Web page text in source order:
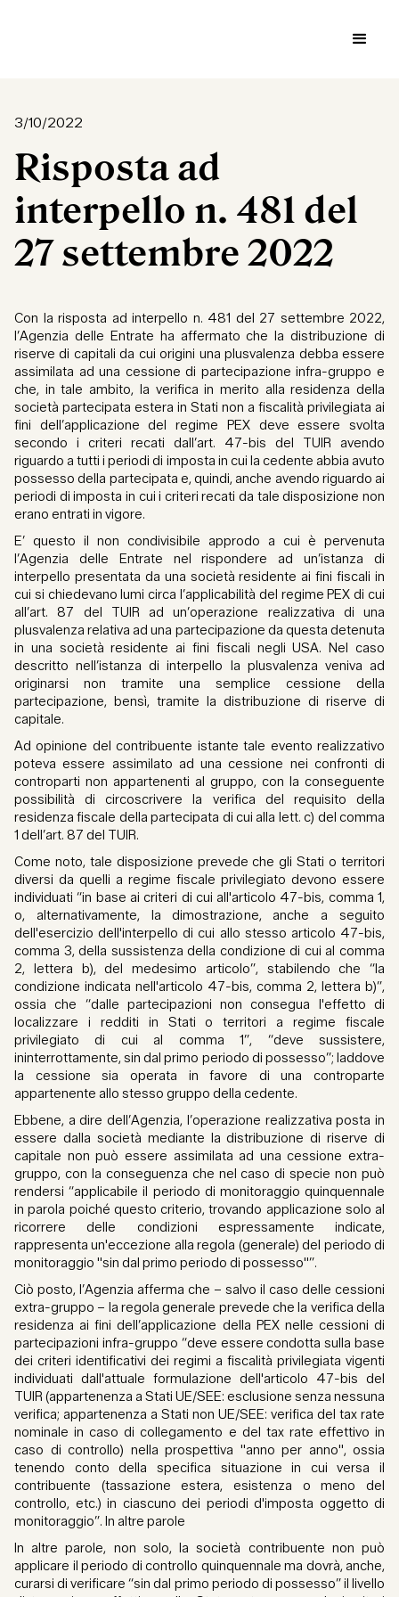
3/10/2022
Risposta ad
interpello n. 481 del
27 settembre 2022
Con la risposta ad interpello n. 481 del 27 settembre 2022,
l’Agenzia delle Entrate ha affermato che la distribuzione di
riserve di capitali da cui origini una plusvalenza debba essere
assimilata ad una cessione di partecipazione infra-gruppo e
che, in tale ambito, la verifica in merito alla residenza della
società partecipata estera in Stati non a fiscalità privilegiata ai
fini dell’applicazione del regime PEX deve essere svolta
secondo i criteri recati dall’art. 47-bis del TUIR avendo
riguardo a tutti i periodi di imposta in cui la cedente abbia avuto
possesso della partecipata e, quindi, anche avendo riguardo ai
periodi di imposta in cui i criteri recati da tale disposizione non
erano entrati in vigore.
E’ questo il non condivisibile approdo a cui è pervenuta
l’Agenzia delle Entrate nel rispondere ad un’istanza di
interpello presentata da una società residente ai fini fiscali in
cui si chiedevano lumi circa l’applicabilità del regime PEX di cui
all’art. 87 del TUIR ad un’operazione realizzativa di una
plusvalenza relativa ad una partecipazione da questa detenuta
in una società residente ai fini fiscali negli USA. Nel caso
descritto nell’istanza di interpello la plusvalenza veniva ad
originarsi non tramite una semplice cessione della
partecipazione, bensì, tramite la distribuzione di riserve di
capitale.
Ad opinione del contribuente istante tale evento realizzativo
poteva essere assimilato ad una cessione nei confronti di
controparti non appartenenti al gruppo, con la conseguente
possibilità di circoscrivere la verifica del requisito della
residenza fiscale della partecipata di cui alla lett. c) del comma
1 dell’art. 87 del TUIR.
Come noto, tale disposizione prevede che gli Stati o territori
diversi da quelli a regime fiscale privilegiato devono essere
individuati “in base ai criteri di cui all'articolo 47-bis, comma 1,
o, alternativamente, la dimostrazione, anche a seguito
dell'esercizio dell'interpello di cui allo stesso articolo 47-bis,
comma 3, della sussistenza della condizione di cui al comma
2, lettera b), del medesimo articolo”, stabilendo che “la
condizione indicata nell'articolo 47-bis, comma 2, lettera b)”,
ossia che “dalle partecipazioni non consegua l'effetto di
localizzare i redditi in Stati o territori a regime fiscale
privilegiato di cui al comma 1”, “deve sussistere,
ininterrottamente, sin dal primo periodo di possesso”; laddove
la cessione sia operata in favore di una controparte
appartenente allo stesso gruppo della cedente.
Ebbene, a dire dell’Agenzia, l’operazione realizzativa posta in
essere dalla società mediante la distribuzione di riserve di
capitale non può essere assimilata ad una cessione extra-
gruppo, con la conseguenza che nel caso di specie non può
rendersi “applicabile il periodo di monitoraggio quinquennale
in parola poiché questo criterio, trovando applicazione solo al
ricorrere delle condizioni espressamente indicate,
rappresenta un'eccezione alla regola (generale) del periodo di
monitoraggio "sin dal primo periodo di possesso"”.
Ciò posto, l’Agenzia afferma che – salvo il caso delle cessioni
extra-gruppo – la regola generale prevede che la verifica della
residenza ai fini dell’applicazione della PEX nelle cessioni di
partecipazioni infra-gruppo “deve essere condotta sulla base
dei criteri identificativi dei regimi a fiscalità privilegiata vigenti
individuati dall'attuale formulazione dell'articolo 47-bis del
TUIR (appartenenza a Stati UE/SEE: esclusione senza nessuna
verifica; appartenenza a Stati non UE/SEE: verifica del tax rate
nominale in caso di collegamento e del tax rate effettivo in
caso di controllo) nella prospettiva "anno per anno", ossia
tenendo conto della specifica situazione in cui versa il
contribuente (tassazione estera, esistenza o meno del
controllo, etc.) in ciascuno dei periodi d'imposta oggetto di
monitoraggio”. In altre parole
In altre parole, non solo, la società contribuente non può
applicare il periodo di controllo quinquennale ma dovrà, anche,
curarsi di verificare “sin dal primo periodo di possesso” il livello